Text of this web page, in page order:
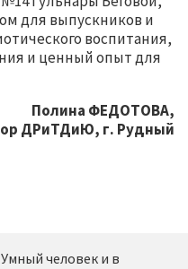
для выпускников и
воспитания,
и ценный опыт для
Полина ФЕДОТОВА,
ДРиТДиЮ, г. Рудный
Умный человек и в